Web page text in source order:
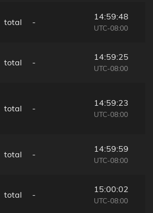
total -
14:59:48
UTC-08:00
total -
14:59:25
UTC-08:00
total -
14:59:23
UTC-08:00
total -
14:59:59
UTC-08:00
total -
15:00:02
UTC-08:00